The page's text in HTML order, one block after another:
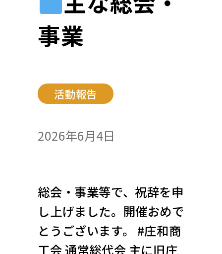
事業
活動報告
2026年6月4日
総会・事業等で、祝辞を申
し上げました。開催おめで
とうございます。 #庄和商
工会 通常総代会 主に旧庄